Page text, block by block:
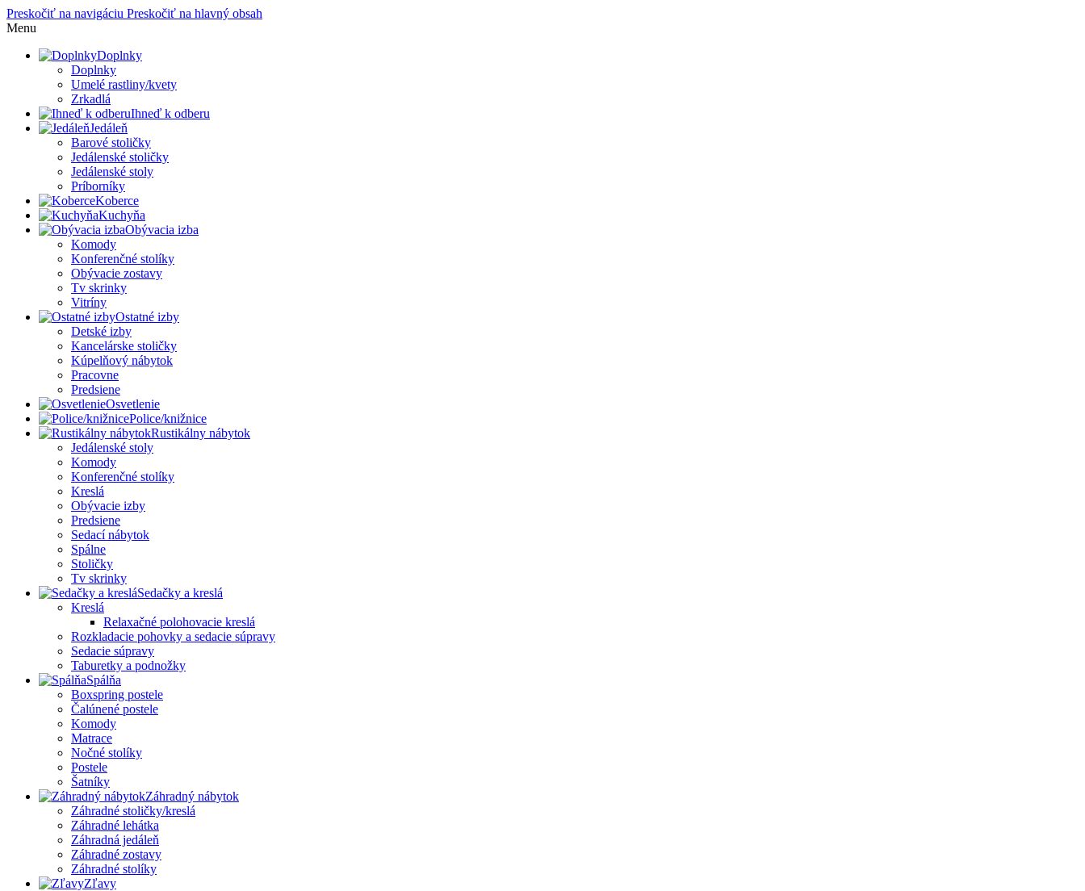
Preskočiť na navigáciu Preskočiť na hlavný obsah
Menu
Doplnky
Doplnky
Umelé rastliny/kvety
Zrkadlá
Ihneď k odberu
Jedáleň
Barové stoličky
Jedálenské stoličky
Jedálenské stoly
Príborníky
Koberce
Kuchyňa
Obývacia izba
Komody
Konferenčné stolíky
Obývacie zostavy
Tv skrinky
Vitríny
Ostatné izby
Detské izby
Kancelárske stoličky
Kúpelňový nábytok
Pracovne
Predsiene
Osvetlenie
Police/knižnice
Rustikálny nábytok
Jedálenské stoly
Komody
Konferenčné stolíky
Kreslá
Obývacie izby
Predsiene
Sedací nábytok
Spálne
Stoličky
Tv skrinky
Sedačky a kreslá
Kreslá
Relaxačné polohovacie kreslá
Rozkladacie pohovky a sedacie súpravy
Sedacie súpravy
Taburetky a podnožky
Spálňa
Boxspring postele
Čalúnené postele
Komody
Matrace
Nočné stolíky
Postele
Šatníky
Záhradný nábytok
Záhradné stoličky/kreslá
Záhradné lehátka
Záhradná jedáleň
Záhradné zostavy
Záhradné stolíky
Zľavy